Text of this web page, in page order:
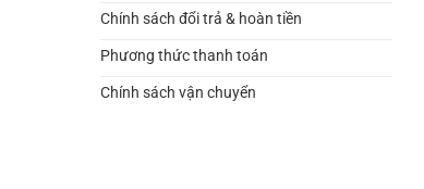
Chính sách đổi trả & hoàn tiền
Phương thức thanh toán
Chính sách vận chuyển